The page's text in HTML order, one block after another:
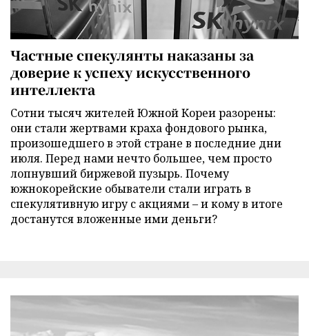
Частные спекулянты наказаны за
доверие к успеху искусственного
интеллекта
Сотни тысяч жителей Южной Кореи разорены:
они стали жертвами краха фондового рынка,
произошедшего в этой стране в последние дни
июля. Перед нами нечто большее, чем просто
лопнувший биржевой пузырь. Почему
южнокорейские обыватели стали играть в
спекулятивную игру с акциями – и кому в итоге
достанутся вложенные ими деньги?